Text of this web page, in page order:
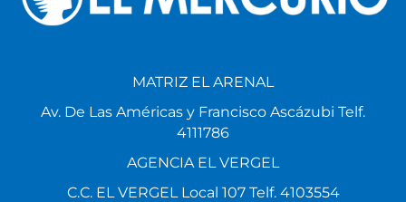
MATRIZ EL ARENAL
Av. De Las Américas y Francisco Ascázubi Telf.
4111786
AGENCIA EL VERGEL
C.C. EL VERGEL Local 107 Telf. 4103554